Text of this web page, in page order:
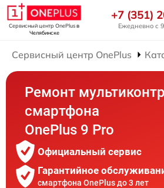
Сервисный центр OnePlusв
Челябинске
+7 (351)
Ежедневно с
Сервисный центр OnePlus
Ремонт
смартфона
OnePlus 9 Pro
Официальный сервис
Гарантийное
смартфона OnePlus до 3 лет